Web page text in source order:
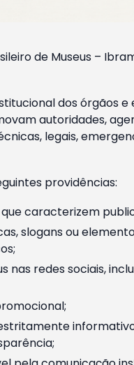
de Museus –
dos órgãos
autoridades,
legais,
providências:
caracterizem
slogans ou
redes sociais,